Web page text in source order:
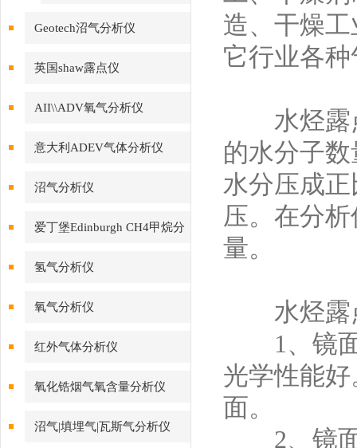
Geotech沼气分析仪
英国shaw露点仪
AII\\ADV氧气分析仪
意大利ADEV气体分析仪
沼气分析仪
爱丁堡Edinburgh CH4甲烷分
析仪
氢气分析仪
氧气分析仪
红外气体分析仪
氧化锆烟气氧含量分析仪
沼气|填埋气|瓦斯气分析仪
造、干燥
它行业各
水烃露点
的水分子
水分压成
压。在分
量。
水烃露
1、镜面
光学性能
面。
2、镜面